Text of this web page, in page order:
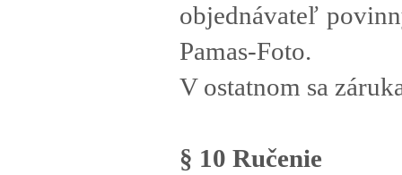
objednávateľ
Pamas-Foto.
V ostatnom sa
§ 10 Ručenie